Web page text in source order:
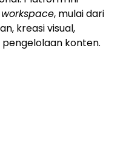
workspace, mulai dari
kreasi visual,
pengelolaan konten.